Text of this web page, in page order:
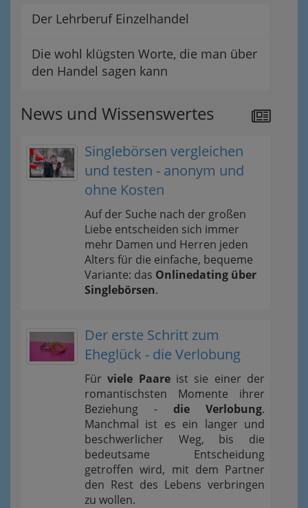
Der Lehrberuf Einzelhandel
Die wohl klügsten Worte, die man über
den Handel sagen kann
News und Wissenswertes
Singlebörsen vergleichen
und testen - anonym und
ohne Kosten
Auf der Suche nach der großen
Liebe entscheiden sich immer
mehr Damen und Herren jeden
Alters für die einfache, bequeme
Variante: das Onlinedating über
Singlebörsen.
Der erste Schritt zum
Eheglück - die Verlobung
Fürviele Paareist sie einer der
romantischsten Momente ihrer
Beziehung - die Verlobung.
Manchmal ist es ein langer und
beschwerlicher Weg, bis die
bedeutsame Entscheidung
getroffen wird, mit dem Partner
den Rest des Lebens verbringen
zu wollen.